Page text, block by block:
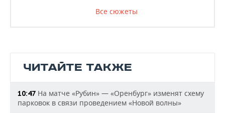
Все сюжеты
ЧИТАЙТЕ ТАКЖЕ
10:47 На матче «Рубин» — «Оренбург» изменят схему
парковок в связи проведением «Новой волны»